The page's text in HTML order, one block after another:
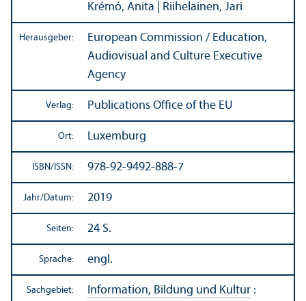
Krémó, Anita | Riiheläinen, Jari
Herausgeber:
European Commission / Education,
Audiovisual and Culture Executive
Agency
Verlag: Publications Office of the EU
Ort: Luxemburg
ISBN/ ISSN: 978-92-9492-888-7
Jahr/Datum: 2019
Seiten: 24 S.
Sprache: engl.
Sachgebiet: Information, Bildung und Kultur :